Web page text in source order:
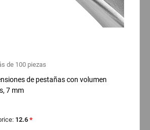
de 100 piezas
de pestañas con volumen
7 mm
12.6 *